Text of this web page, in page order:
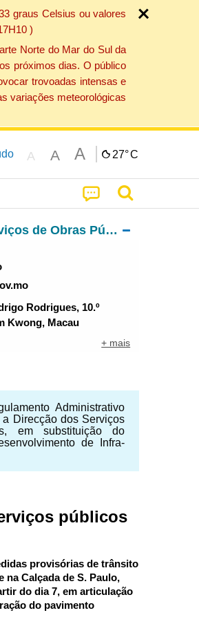
graus Celsius ou valores
)
Norte do Mar do Sul da
próximos dias. O público
trovoadas intensas e
variações meteorológicas
A A A 27°C
Direcção dos Serviços de Obras Públicas
Rodrigues, 10.º
Kwong, Macau
+ mais
Administrativo
a Direcção dos Serviços
em substituição do
de Infra-
públicos
provisórias de trânsito
na Calçada de S. Paulo,
do dia 7, em articulação
do pavimento